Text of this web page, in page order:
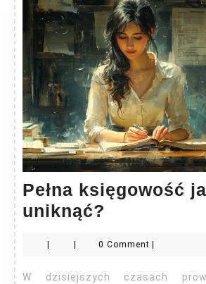
Pełna księgowość
uniknąć?
jak
uniknąć?
| | 0 Comment |
W dzisiejszych czasach prowadzenie pełnej